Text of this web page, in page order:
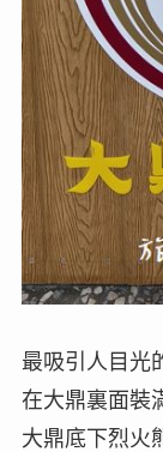
最吸引人目光
在大鼎裏面裝
大鼎底下烈火